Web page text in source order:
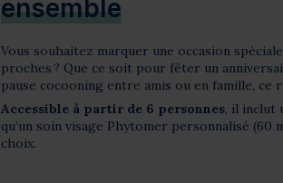
ensemble
Vous souhaitez marquer une occasion
proches ? Que ce soit pour fêter un
pause cocooning entre amis ou en famille,
Accessible à partir de 6 personnes, il inclut
qu’un soin visage Phytomer personnalisé
choix.